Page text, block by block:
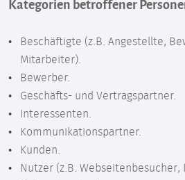
Kategorien betroffener
Beschäftigte (z.B. Angestellte,
Mitarbeiter).
Bewerber.
Geschäfts- und Vertragspartner.
Interessenten.
Kommunikationspartner.
Kunden.
Nutzer (z.B. Webseitenbesucher,